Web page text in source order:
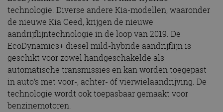
technologie. Diverse andere Kia-modellen, waaronder
de nieuwe Kia Ceed, krijgen de nieuwe
aandrijflijntechnologie in de loop van 2019. De
EcoDynamics+ diesel mild-hybride aandrijflijn is
geschikt voor zowel handgeschakelde als
automatische transmissies en kan worden toegepast
in auto’s met voor-, achter- óf vierwielaandrijving. De
technologie wordt ook toepasbaar gemaakt voor
benzinemotoren.